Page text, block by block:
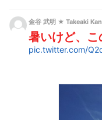
金谷 武明 ★ Takeaki
暑いけど、こ
pic.twitter.com/